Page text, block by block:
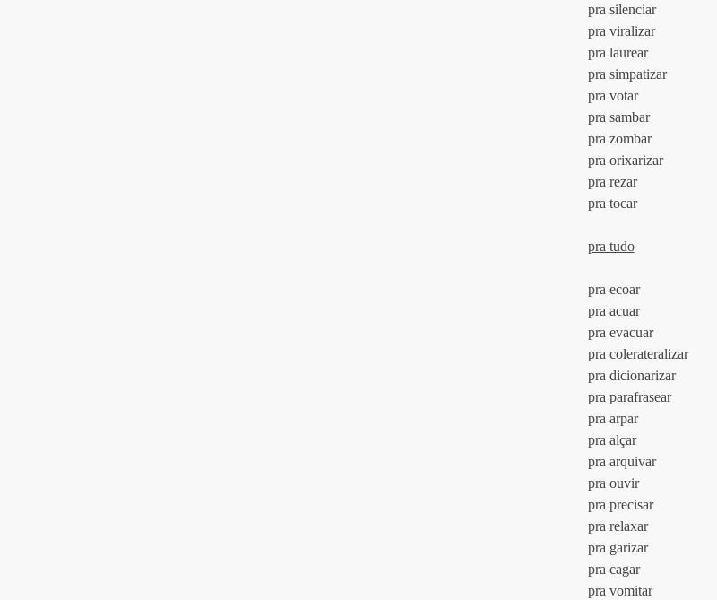
				pra silenciar
				pra viralizar
				pra laurear
				pra simpatizar
				pra votar
				pra sambar
				pra zombar
				pra orixarizar
				pra rezar
				pra tocar
pra tudo
				pra ecoar
				pra acuar
				pra evacuar
				pra colerateralizar
				pra dicionarizar
				pra parafrasear
				pra arpar
				pra alçar
				pra arquivar
				pra ouvir
				pra precisar
				pra relaxar
				pra garizar
				pra cagar
				pra vomitar